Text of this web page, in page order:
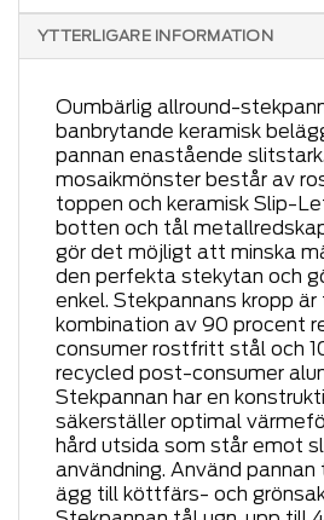
YTTERLIGARE INFORMATION
Oumbärlig allround-
banbrytande keramisk
pannan enastående
mosaikmönster består av
toppen och keramisk Slip-
botten och tål
gör det möjligt att minska
den perfekta stekytan och
enkel. Stekpannans kropp
kombination av 90 procent
consumer rostfritt stål och
recycled post-consumer
Stekpannan har en
säkerställer optimal
hård utsida som står emot
användning. Använd
ägg till köttfärs- och